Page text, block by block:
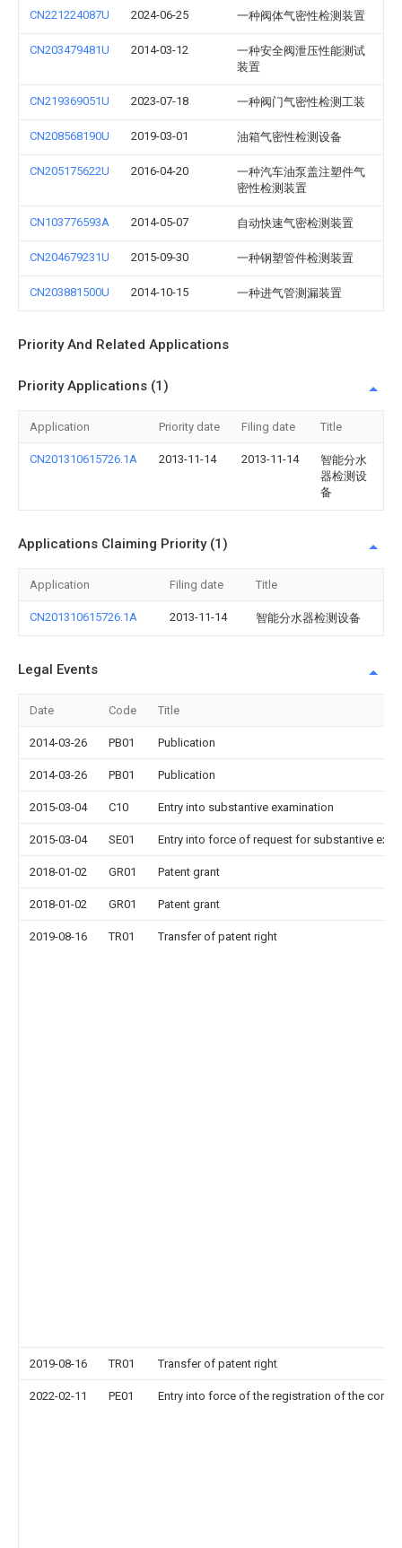
CN221224087U 2024-06-25 一种阀体气密性检测装置
CN203479481U 2014-03-12
一种安全阀泄压性能测试
装置
CN219369051U 2023-07-18 一种阀门气密性检测工装
CN208568190U 2019-03-01 油箱气密性检测设备
CN205175622U 2016-04-20
一种汽车油泵盖注塑件气
密性检测装置
CN103776593A 2014-05-07 自动快速气密检测装置
CN204679231U 2015-09-30 一种钢塑管件检测装置
CN203881500U 2014-10-15 一种进气管测漏装置
Priority And Related Applications
Priority Applications (1)
Application Priority date Filing date Title
CN201310615726.1A 2013-11-14 2013-11-14
智能分水
器检测设
备
Applications Claiming Priority (1)
Application Filing date Title
CN201310615726.1A 2013-11-14 智能分水器检测设备
Legal Events
Date Code Title
2014-03-26 PB01 Publication
2014-03-26 PB01 Publication
2015-03-04 C10 Entry into substantive examination
2015-03-04 SE01 Entry into force of request for substantive
2018-01-02 GR01 Patent grant
2018-01-02 GR01 Patent grant
2019-08-16 TR01 Transfer of patent right
2019-08-16 TR01 Transfer of patent right
2022-02-11 PE01 Entry into force of the registration of the